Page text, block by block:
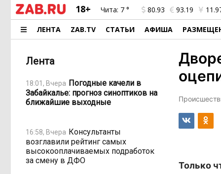
18+ Чита: 7 ° 80.93 93.19
ЛЕНТА ZAB.TV СТАТЬИ АФИША
Лента
18:01, Вчера Погодные качели в
Забайкалье: прогноз синоптиков на
ближайшие выходные
16:58, Вчера Консультанты
возглавили рейтинг самых
высокооплачиваемых подработок
за смену в ДФО
Только